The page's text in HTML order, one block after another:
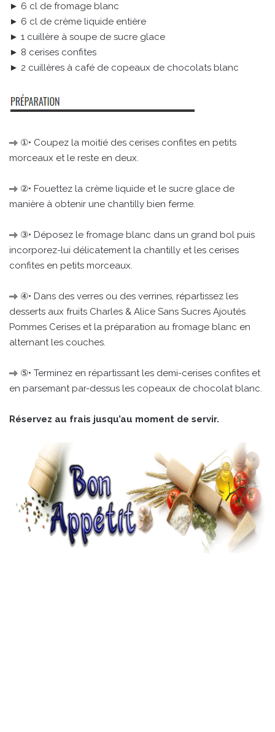
► 6 cl de fromage blanc
► 6 cl de crème liquide entière
► 1 cuillère à soupe de sucre glace
► 8 cerises confites
► 2 cuillères à café de copeaux de chocolats blanc
①• Coupez la moitié des cerises confites en petits
morceaux et le reste en deux.
②• Fouettez la crème liquide et le sucre glace de
manière à obtenir une chantilly bien ferme.
③• Déposez le fromage blanc dans un grand bol puis
incorporez-lui délicatement la chantilly et les cerises
confites en petits morceaux.
④• Dans des verres ou des verrines, répartissez les
desserts aux fruits Charles & Alice Sans Sucres Ajoutés
Pommes Cerises et la préparation au fromage blanc en
alternant les couches.
⑤• Terminez en répartissant les demi-cerises confites et
en parsemant par-dessus les copeaux de chocolat blanc.
Réservez au frais jusqu’au moment de servir.